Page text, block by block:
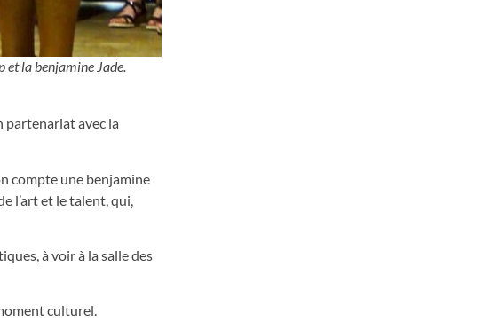
et la benjamine Jade.
partenariat avec la
compte une benjamine
l’art et le talent, qui,
à voir à la salle des
culturel.